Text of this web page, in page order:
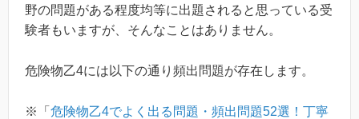
野の問題がある程度均等に出題されると思っている受
験者もいますが、そんなことはありません。
危険物乙4には以下の通り頻出問題が存在します。
※「 危険物乙4でよく出る問題・頻出問題52選！丁寧